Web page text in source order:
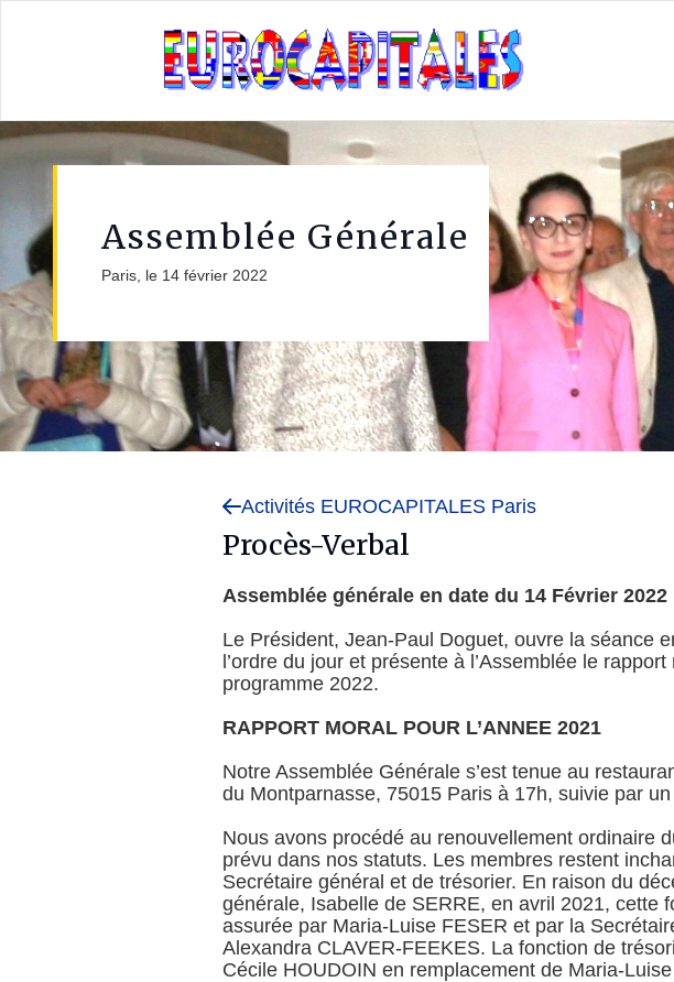
Assemblée Générale
Paris, le 14 février 2022
Activités EUROCAPITALES Paris
Procès-Verbal
Assemblée générale en date du 14 Février 2022
Le Président, Jean-Paul Doguet, ouvre la séance
l’ordre du jour et présente à l’Assemblée le
programme 2022.
RAPPORT MORAL POUR L’ANNEE 2021
Notre Assemblée Générale s’est tenue au
du Montparnasse, 75015 Paris à 17h, suivie par
Nous avons procédé au renouvellement ordinaire
prévu dans nos statuts. Les membres restent
Secrétaire général et de trésorier. En raison du
générale, Isabelle de SERRE, en avril 2021, cette
assurée par Maria-Luise FESER et par la
Alexandra CLAVER-FEEKES. La fonction de
Cécile HOUDOIN en remplacement de Maria-